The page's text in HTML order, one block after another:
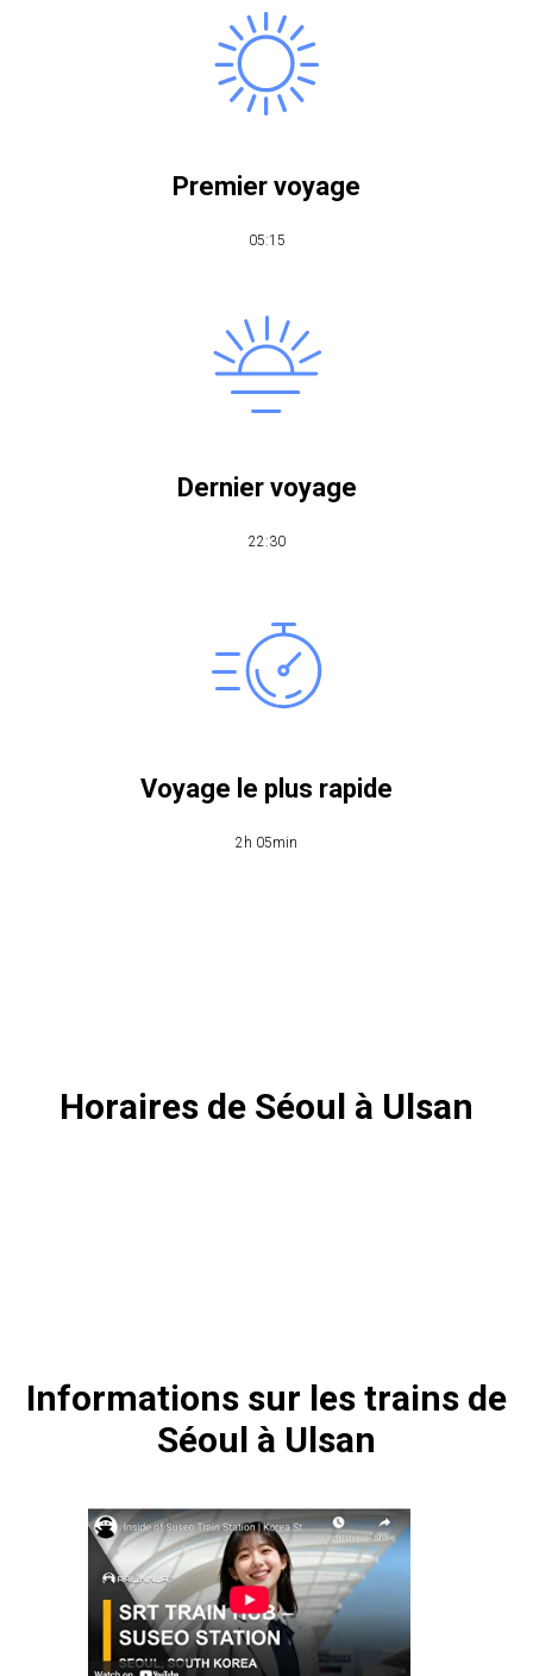
Premier voyage
05:15
Dernier voyage
​22:30
Voyage le plus rapide
2h 05min
Horaires de Séoul à Ulsan
Informations sur les trains de
Séoul à Ulsan